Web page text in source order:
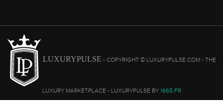
LUXURYPULSE - COPYRIGHT © LUXURYPULSE.COM - THE
LUXURY MARKETPLACE - LUXURYPULSE BY 1665.FR